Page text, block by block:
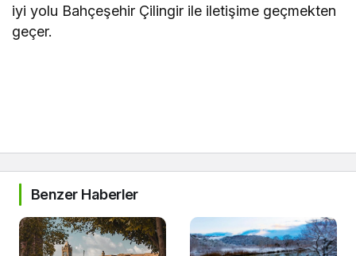
iyi yolu Bahçeşehir Çilingir ile iletişime geçmekten
geçer.
Benzer Haberler